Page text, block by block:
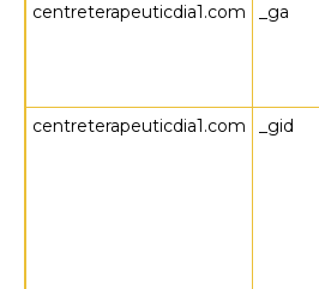
centreterapeuticdia1.com _ga
centreterapeuticdia1.com _gid